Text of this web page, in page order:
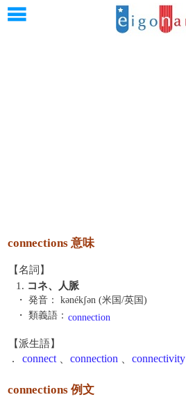
connections 意味
【名詞】
1. コネ、人脈
・ 発音：
kənékʃən (米国/英国)
・ 類義語： connection
【派生語】
. connect connection connectivity
connections 例文